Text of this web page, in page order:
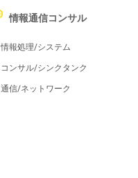
情報通信コンサル
情報処理/システム
コンサル/シンクタンク
通信/ネットワーク